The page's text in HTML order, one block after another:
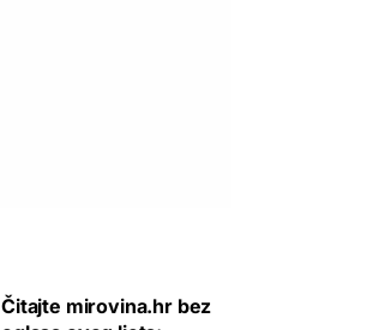
Čitajte mirovina.hr bez